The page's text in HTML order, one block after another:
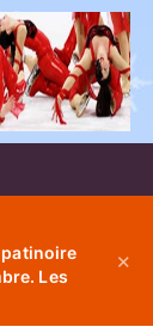
patinoire
Les
✕